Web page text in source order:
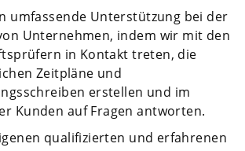
umfassende Unterstützung bei der
Unternehmen, indem wir mit den
in Kontakt treten, die
Zeitpläne und
erstellen und im
Kunden auf Fragen antworten.
qualifizierten und erfahrenen